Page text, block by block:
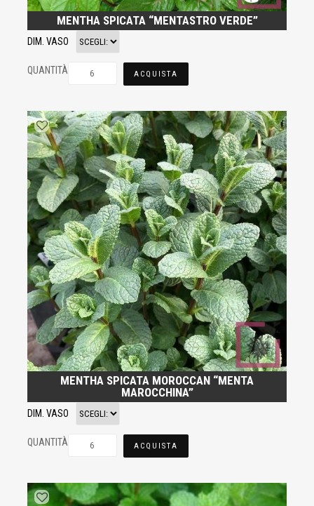
MENTHA SPICATA “MENTASTRO VERDE”
DIM. VASO
QUANTITÀ ACQUISTA
MENTHA SPICATA MOROCCAN “MENTA
MAROCCHINA”
DIM. VASO
QUANTITÀ ACQUISTA